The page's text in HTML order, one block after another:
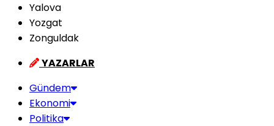
Yalova
Yozgat
Zonguldak
YAZARLAR
Gündem
Ekonomi
Politika